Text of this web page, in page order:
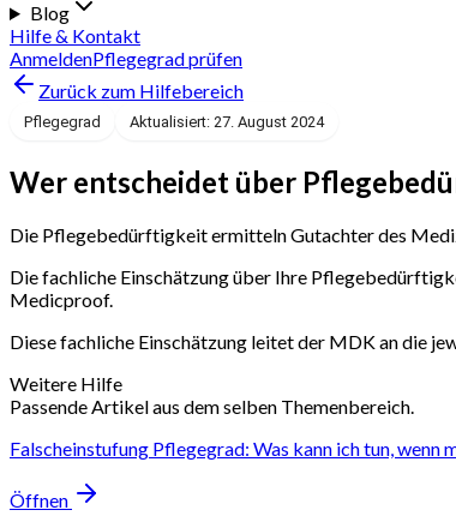
Blog
Hilfe & Kontakt
AnmeldenPflegegrad prüfen
Zurück zum Hilfebereich
Pflegegrad Aktualisiert: 27. August 2024
Wer entscheidet über
Die Pflegebedürftigkeit ermitteln Gutachter des
Die fachliche Einschätzung über Ihre
Medicproof.
Diese fachliche Einschätzung leitet der MDK an die
Weitere Hilfe
Passende Artikel aus dem selben Themenbereich.
Falscheinstufung Pflegegrad: Was kann ich tun,
Öffnen